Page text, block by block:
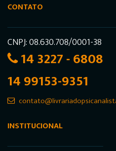
CONTATO
CNPJ: 08.630.708/0001-38
14 3227 - 6808
14 99153-9351
INSTITUCIONAL